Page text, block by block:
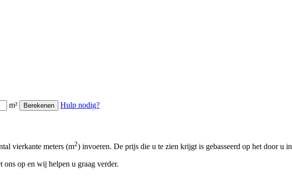
m² Berekenen Hulp nodig?
vierkante meters (m2) invoeren. De prijs die u te zien krijgt is gebasseerd op het door u
op en wij helpen u graag verder.